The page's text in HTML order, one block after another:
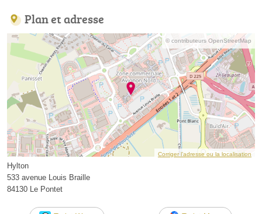
Plan et adresse
© contributeurs OpenStreetMap
Corriger l’adresse ou la localisation
Hylton
533 avenue Louis Braille
84130 Le Pontet